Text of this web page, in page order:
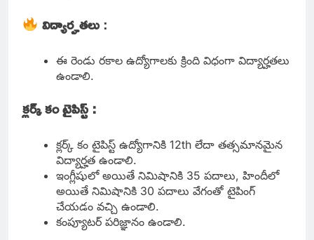
విద్యార్హతలు:
ఈ రెండు రకాల ఉద్యోగాలకు క్రింది విధంగా విద్యార్హతలు
ఉండాలి.
క్లర్క్ కం టైపిస్ట్ :
క్లర్క్ కం టైపిస్ట్ ఉద్యోగానికి 12th లేదా తత్సమానమైన
విద్యార్హత ఉండాలి.
ఇంగ్లీషులో అయితే నిమిషానికి 35 పదాలు, హిందీలో
అయితే నిమిషానికి 30 పదాలు వేగంతో టైపింగ్
చేయడం వచ్చి ఉండాలి.
కంప్యూటర్ పరిజ్ఞానం ఉండాలి.